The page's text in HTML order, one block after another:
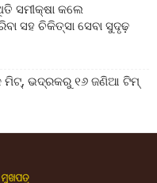
ସମୀକ୍ଷା କଲେ
ସହ ଚିକିତ୍ସା ସେବା ସୁଦୃଢ଼
ମିଟ୍‌, ଭଦ୍ରକରୁ ୧୬ ଜଣିଆ ଟିମ୍